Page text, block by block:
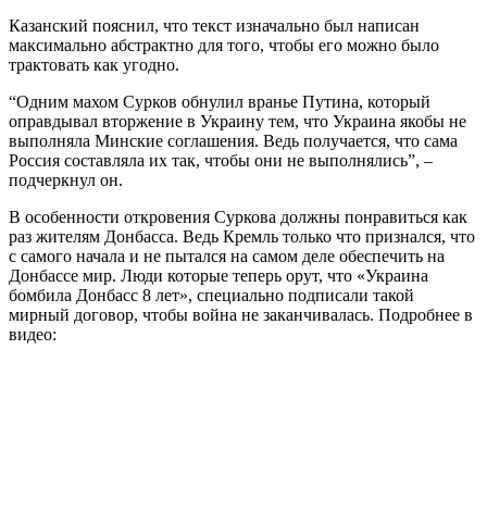
Казанский пояснил, что текст изначально был написан
максимально абстрактно для того, чтобы его можно было
трактовать как угодно.
“Одним махом Сурков обнулил вранье Путина, который
оправдывал вторжение в Украину тем, что Украина якобы не
выполняла Минские соглашения. Ведь получается, что сама
Россия составляла их так, чтобы они не выполнялись”, –
подчеркнул он.
В особенности откровения Суркова должны понравиться как
раз жителям Донбасса. Ведь Кремль только что признался, что
с самого начала и не пытался на самом деле обеспечить на
Донбассе мир. Люди которые теперь орут, что «Украина
бомбила Донбасс 8 лет», специально подписали такой
мирный договор, чтобы война не заканчивалась. Подробнее в
видео: